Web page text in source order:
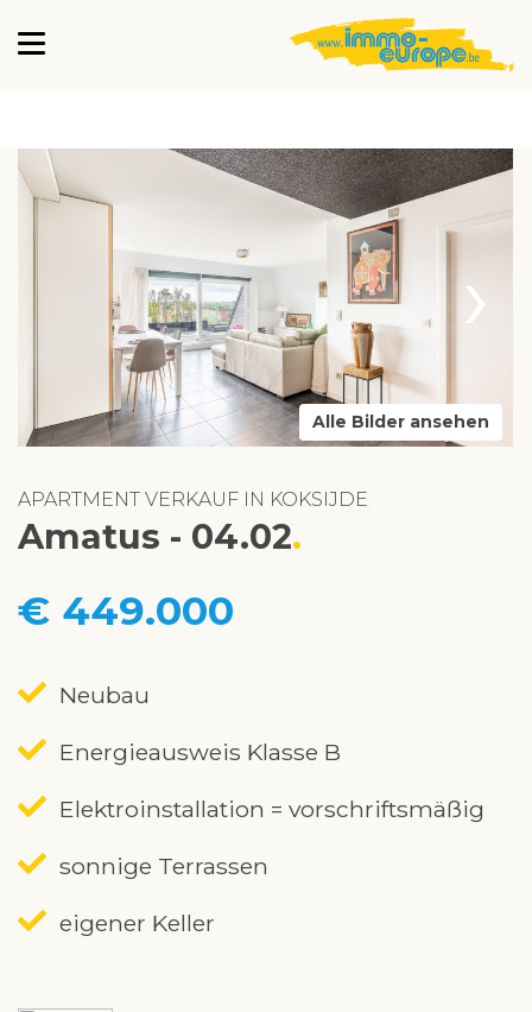
›
Alle Bilder ansehen
APARTMENT VERKAUF IN KOKSIJDE
Amatus - 04.02
€ 449.000
Neubau
Energieausweis Klasse B
Elektroinstallation = vorschriftsmäßig
sonnige Terrassen
eigener Keller